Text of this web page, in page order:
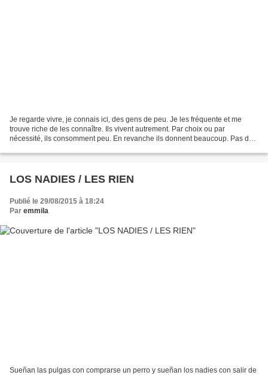
Je regarde vivre, je connais ici, des gens de peu. Je les fréquente et me
trouve riche de les connaître. Ils vivent autrement. Par choix ou par
nécessité, ils consomment peu. En revanche ils donnent beaucoup. Pas des
LOS NADIES / LES RIEN
Publié le 29/08/2015 à 18:24
Par emmila
Sueñan las pulgas con comprarse un perro y sueñan los nadies con salir de